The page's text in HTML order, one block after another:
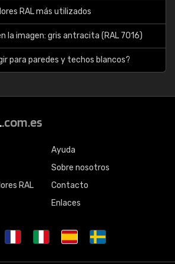
RAL más utilizados
la imagen: gris antracita (RAL 7016)
para paredes y techos blancos?
.com.es
RAL
Ayuda
Sobre nosotros
Contacto
Enlaces